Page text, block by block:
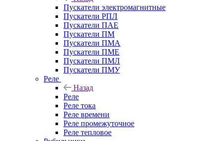
Пускатели электромагнитные
Пускатели РПЛ
Пускатели ПАЕ
Пускатели ПМ
Пускатели ПМА
Пускатели ПМЕ
Пускатели ПМЛ
Пускатели ПМУ
Реле
Назад
Реле
Реле тока
Реле времени
Реле промежуточное
Реле тепловое